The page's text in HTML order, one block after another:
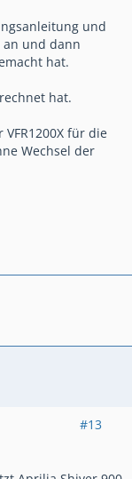
und
und dann
hat.
hat.
für die
Wechsel der
#13